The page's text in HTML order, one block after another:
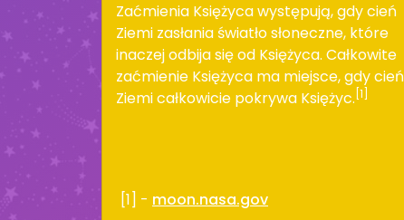
Zaćmienia Księżyca występują, gdy cień
Ziemi zasłania światło słoneczne, które
inaczej odbija się od Księżyca. Całkowite
zaćmienie Księżyca ma miejsce, gdy cień
Ziemi całkowicie pokrywa Księżyc. [1]
[1] - moon.nasa.gov